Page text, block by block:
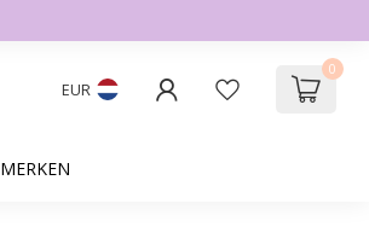
EUR
0
MERKEN